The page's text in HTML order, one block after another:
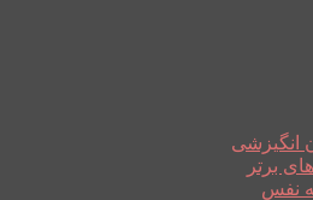
انگیزشی
برتر
نفس